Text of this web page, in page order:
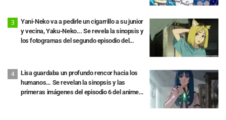
Yani-Neko va a pedirle un cigarrillo a su junior
y vecina, Yaku-Neko... Se revela la sinopsis y
los fotogramas del segundo episodio del
Lisa guardaba un profundo rencor hacia los
humanos… Se revelan la sinopsis y las
primeras imágenes del episodio 6 del anime